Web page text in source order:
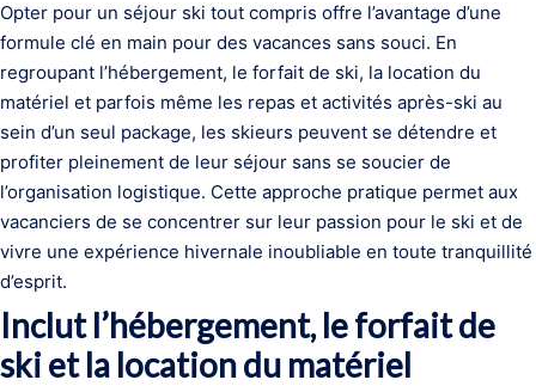
Opter pour un séjour ski tout compris offre l’avantage d’une
formule clé en main pour des vacances sans souci. En
regroupant l’hébergement, le forfait de ski, la location du
matériel et parfois même les repas et activités après-ski au
sein d’un seul package, les skieurs peuvent se détendre et
profiter pleinement de leur séjour sans se soucier de
l’organisation logistique. Cette approche pratique permet aux
vacanciers de se concentrer sur leur passion pour le ski et de
vivre une expérience hivernale inoubliable en toute tranquillité
d’esprit.
Inclut l’hébergement, le forfait de
ski et la location du matériel